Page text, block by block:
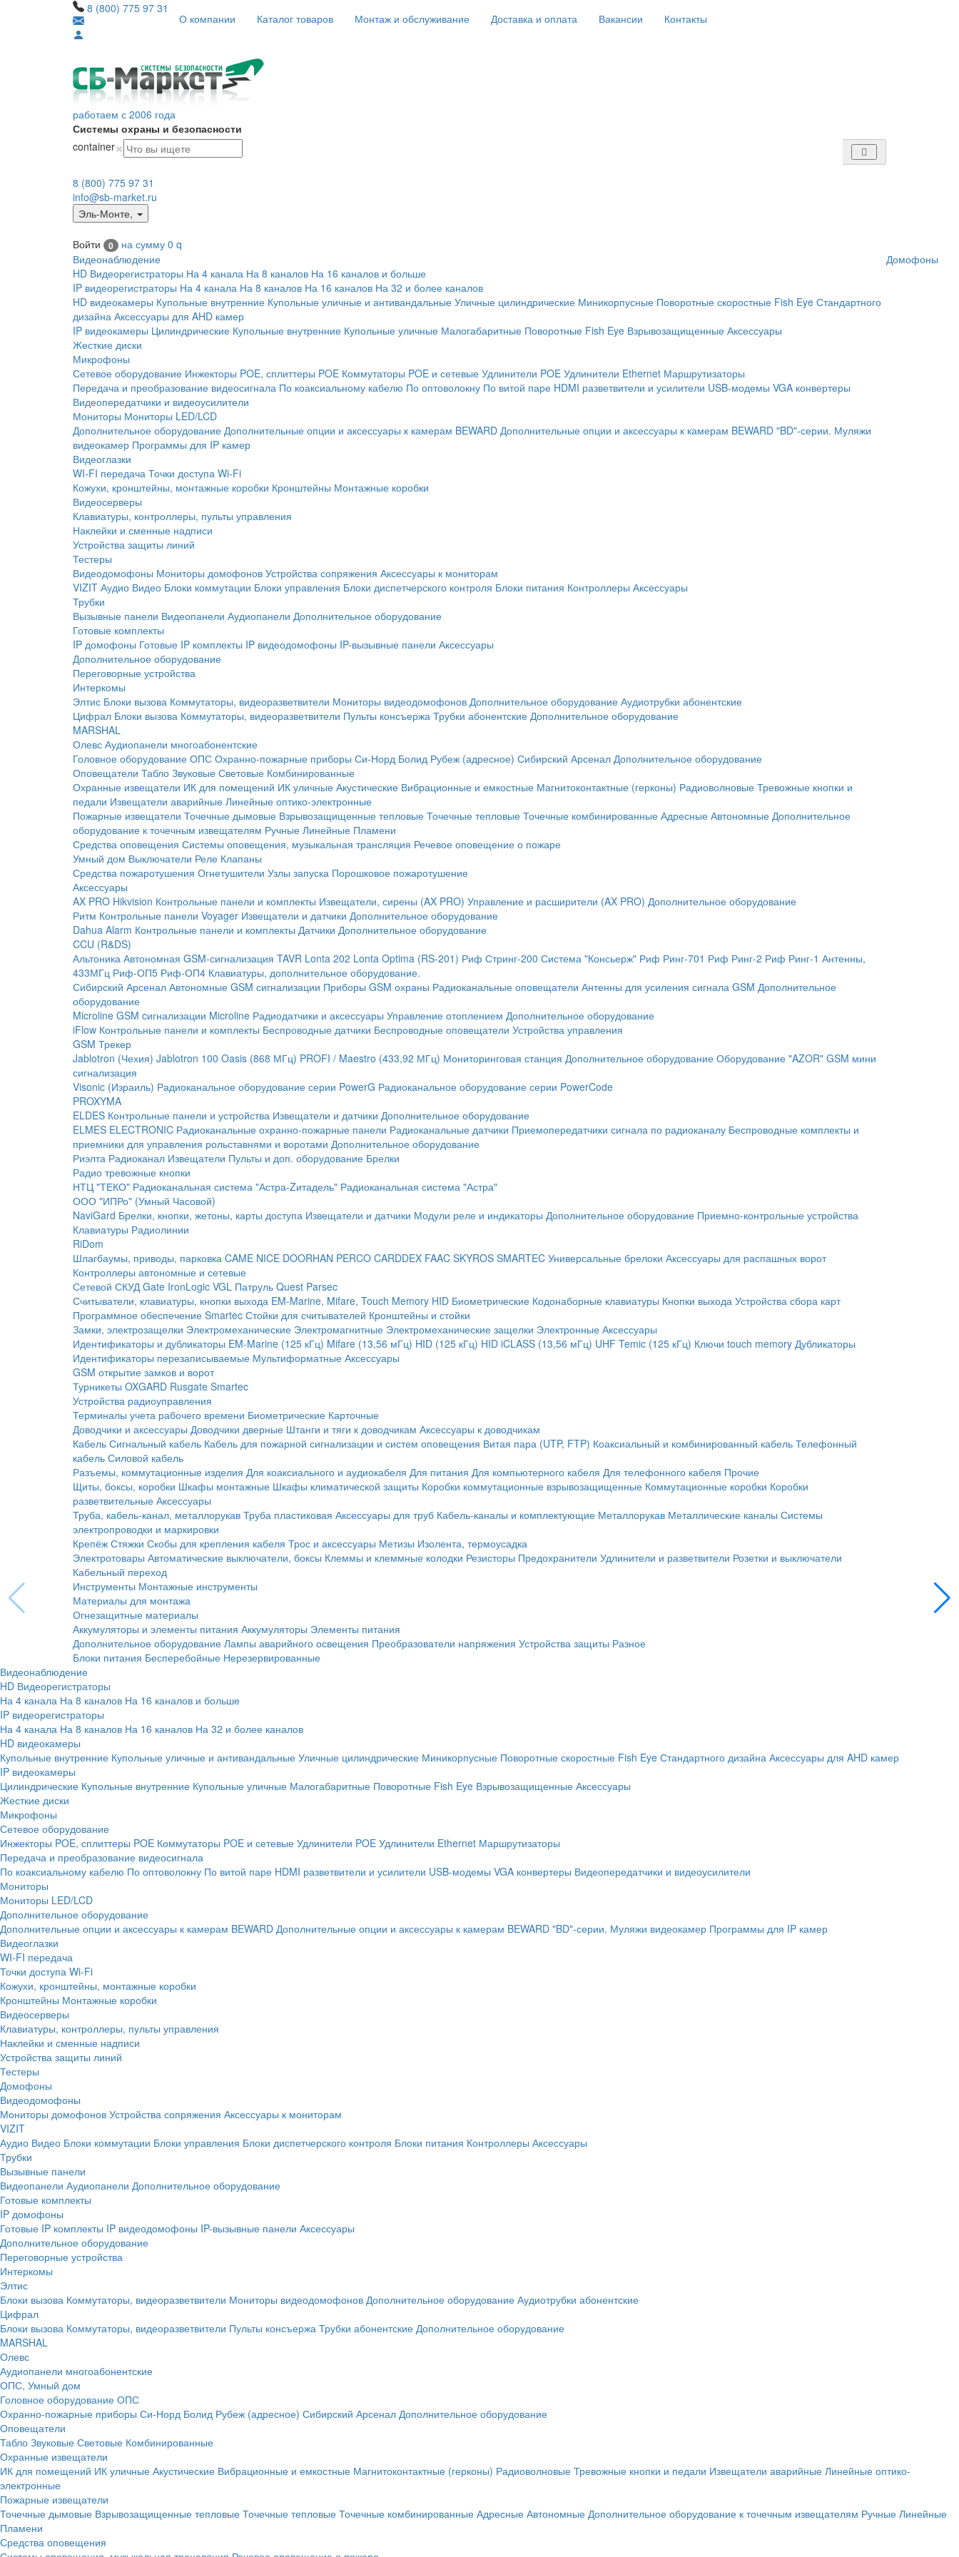
8 (800) 775 97 31
О компании Каталог товаров Монтаж и обслуживание Доставка и оплата Вакансии Контакты
работаем с 2006 года
Системы охраны и безопасности
container×
8 (800) 775 97 31
info@sb-market.ru
Эль-Монте,
Войти 0 на сумму 0 q
Видеонаблюдение
Домофоны
HD Видеорегистраторы На 4 канала На 8 каналов На 16 каналов и больше
IP видеорегистраторы На 4 канала На 8 каналов На 16 каналов На 32 и более каналов
HD видеокамеры Купольные внутренние Купольные уличные и антивандальные Уличные цилиндрические Миникорпусные Поворотные скоростные Fish Eye Стандартного
дизайна Аксессуары для AHD камер
IP видеокамеры Цилиндрические Купольные внутренние Купольные уличные Малогабаритные Поворотные Fish Eye Взрывозащищенные Аксессуары
Жесткие диски
Микрофоны
Сетевое оборудование Инжекторы POE, сплиттеры POE Коммутаторы POE и сетевые Удлинители POE Удлинители Ethernet Маршрутизаторы
Передача и преобразование видеосигнала По коаксиальному кабелю По оптоволокну По витой паре HDMI разветвители и усилители USB-модемы VGA конвертеры
Видеопередатчики и видеоусилители
Мониторы Мониторы LED/LCD
Дополнительное оборудование Дополнительные опции и аксессуары к камерам BEWARD Дополнительные опции и аксессуары к камерам BEWARD "BD"-серии. Муляжи
видеокамер Программы для IP камер
Видеоглазки
WI-FI передача Точки доступа Wi-Fi
Кожухи, кронштейны, монтажные коробки Кронштейны Монтажные коробки
Видеосерверы
Клавиатуры, контроллеры, пульты управления
Наклейки и сменные надписи
Устройства защиты линий
Тестеры
Видеодомофоны Мониторы домофонов Устройства сопряжения Аксессуары к мониторам
VIZIT Аудио Видео Блоки коммутации Блоки управления Блоки диспетчерского контроля Блоки питания Контроллеры Аксессуары
Трубки
Вызывные панели Видеопанели Аудиопанели Дополнительное оборудование
Готовые комплекты
IP домофоны Готовые IP комплекты IP видеодомофоны IP-вызывные панели Аксессуары
Дополнительное оборудование
Переговорные устройства
Интеркомы
Элтис Блоки вызова Коммутаторы, видеоразветвители Мониторы видеодомофонов Дополнительное оборудование Аудиотрубки абонентские
Цифрал Блоки вызова Коммутаторы, видеоразветвители Пульты консъержа Трубки абонентские Дополнительное оборудование
MARSHAL
Олевс Аудиопанели многоабонентские
Головное оборудование ОПС Охранно-пожарные приборы Си-Норд Болид Рубеж (адресное) Сибирский Арсенал Дополнительное оборудование
Оповещатели Табло Звуковые Световые Комбинированные
Охранные извещатели ИК для помещений ИК уличные Акустические Вибрационные и емкостные Магнитоконтактные (герконы) Радиоволновые Тревожные кнопки и
педали Извещатели аварийные Линейные оптико-электронные
Пожарные извещатели Точечные дымовые Взрывозащищенные тепловые Точечные тепловые Точечные комбинированные Адресные Автономные Дополнительное
оборудование к точечным извещателям Ручные Линейные Пламени
Средства оповещения Системы оповещения, музыкальная трансляция Речевое оповещение о пожаре
Умный дом Выключатели Реле Клапаны
Средства пожаротушения Огнетушители Узлы запуска Порошковое пожаротушение
Аксессуары
AX PRO Hikvision Контрольные панели и комплекты Извещатели, сирены (AX PRO) Управление и расширители (AX PRO) Дополнительное оборудование
Ритм Контрольные панели Voyager Извещатели и датчики Дополнительное оборудование
Dahua Alarm Контрольные панели и комплекты Датчики Дополнительное оборудование
CCU (R&DS)
Альтоника Автономная GSM-сигнализация TAVR Lonta 202 Lonta Optima (RS-201) Риф Стринг-200 Система "Консьерж" Риф Ринг-701 Риф Ринг-2 Риф Ринг-1 Антенны,
433МГц Риф-ОП5 Риф-ОП4 Клавиатуры, дополнительное оборудование.
Сибирский Арсенал Автономные GSM сигнализации Приборы GSM охраны Радиоканальные оповещатели Антенны для усиления сигнала GSM Дополнительное
оборудование
Microline GSM cигнализации Microline Радиодатчики и аксессуары Управление отоплением Дополнительное оборудование
iFlow Контрольные панели и комплекты Беспроводные датчики Беспроводные оповещатели Устройства управления
GSM Трекер
Jablotron (Чехия) Jablotron 100 Oasis (868 МГц) PROFI / Maestro (433,92 МГц) Мониторинговая станция Дополнительное оборудование Оборудование "AZOR" GSM мини
сигнализация
Visonic (Израиль) Радиоканальное оборудование серии PowerG Радиоканальное оборудование серии PowerCode
PROXYMA
ELDES Контрольные панели и устройства Извещатели и датчики Дополнительное оборудование
ELMES ELECTRONIC Радиоканальные охранно-пожарные панели Радиоканальные датчики Приемопередатчики сигнала по радиоканалу Беспроводные комплекты и
приемники для управления рольставнями и воротами Дополнительное оборудование
Риэлта Радиоканал Извещатели Пульты и доп. оборудование Брелки
Радио тревожные кнопки
НТЦ "ТЕКО" Радиоканальная система "Астра-Zитадель" Радиоканальная система "Астра"
ООО "ИПРо" (Умный Часовой)
NaviGard Брелки, кнопки, жетоны, карты доступа Извещатели и датчики Модули реле и индикаторы Дополнительное оборудование Приемно-контрольные устройства
Клавиатуры Радиолинии
RiDom
Шлагбаумы, приводы, парковка CAME NICE DOORHAN PERCO CARDDEX FAAC SKYROS SMARTEC Универсальные брелоки Аксессуары для распашных ворот
Контроллеры автономные и сетевые
Сетевой СКУД Gate IronLogic VGL Патруль Quest Parsec
Считыватели, клавиатуры, кнопки выхода EM-Marine, Mifare, Touch Memory HID Биометрические Кодонаборные клавиатуры Кнопки выхода Устройства сбора карт
Программное обеспечение Smartec Стойки для считывателей Кронштейны и стойки
Замки, электрозащелки Электромеханические Электромагнитные Электромеханические защелки Электронные Аксессуары
Идентификаторы и дубликаторы EM-Marine (125 кГц) Mifare (13,56 мГц) HID (125 кГц) HID iCLASS (13,56 мГц) UHF Temic (125 кГц) Ключи touch memory Дубликаторы
Идентификаторы перезаписываемые Мультиформатные Аксессуары
GSM открытие замков и ворот
Турникеты OXGARD Rusgate Smartec
Устройства радиоуправления
Терминалы учета рабочего времени Биометрические Карточные
Доводчики и аксессуары Доводчики дверные Штанги и тяги к доводчикам Аксессуары к доводчикам
Кабель Сигнальный кабель Кабель для пожарной сигнализации и систем оповещения Витая пара (UTP, FTP) Коаксиальный и комбинированный кабель Телефонный
кабель Силовой кабель
Разъемы, коммутационные изделия Для коаксиального и аудиокабеля Для питания Для компьютерного кабеля Для телефонного кабеля Прочие
Щиты, боксы, коробки Шкафы монтажные Шкафы климатической защиты Коробки коммутационные взрывозащищенные Коммутационные коробки Коробки
разветвительные Аксессуары
Труба, кабель-канал, металлорукав Труба пластиковая Аксессуары для труб Кабель-каналы и комплектующие Металлорукав Металлические каналы Системы
электропроводки и маркировки
Крепёж Стяжки Скобы для крепления кабеля Трос и аксессуары Метизы Изолента, термоусадка
Электротовары Автоматические выключатели, боксы Клеммы и клеммные колодки Резисторы Предохранители Удлинители и разветвители Розетки и выключатели
Кабельный переход
Инструменты Монтажные инструменты
Материалы для монтажа
Огнезащитные материалы
Аккумуляторы и элементы питания Аккумуляторы Элементы питания
Дополнительное оборудование Лампы аварийного освещения Преобразователи напряжения Устройства защиты Разное
Блоки питания Бесперебойные Нерезервированные
Видеонаблюдение
HD Видеорегистраторы
На 4 канала На 8 каналов На 16 каналов и больше
IP видеорегистраторы
На 4 канала На 8 каналов На 16 каналов На 32 и более каналов
HD видеокамеры
Купольные внутренние Купольные уличные и антивандальные Уличные цилиндрические Миникорпусные Поворотные скоростные Fish Eye Стандартного дизайна Аксессуары для AHD камер
IP видеокамеры
Цилиндрические Купольные внутренние Купольные уличные Малогабаритные Поворотные Fish Eye Взрывозащищенные Аксессуары
Жесткие диски
Микрофоны
Сетевое оборудование
Инжекторы POE, сплиттеры POE Коммутаторы POE и сетевые Удлинители POE Удлинители Ethernet Маршрутизаторы
Передача и преобразование видеосигнала
По коаксиальному кабелю По оптоволокну По витой паре HDMI разветвители и усилители USB-модемы VGA конвертеры Видеопередатчики и видеоусилители
Мониторы
Мониторы LED/LCD
Дополнительное оборудование
Дополнительные опции и аксессуары к камерам BEWARD Дополнительные опции и аксессуары к камерам BEWARD "BD"-серии. Муляжи видеокамер Программы для IP камер
Видеоглазки
WI-FI передача
Точки доступа Wi-Fi
Кожухи, кронштейны, монтажные коробки
Кронштейны Монтажные коробки
Видеосерверы
Клавиатуры, контроллеры, пульты управления
Наклейки и сменные надписи
Устройства защиты линий
Тестеры
Домофоны
Видеодомофоны
Мониторы домофонов Устройства сопряжения Аксессуары к мониторам
VIZIT
Аудио Видео Блоки коммутации Блоки управления Блоки диспетчерского контроля Блоки питания Контроллеры Аксессуары
Трубки
Вызывные панели
Видеопанели Аудиопанели Дополнительное оборудование
Готовые комплекты
IP домофоны
Готовые IP комплекты IP видеодомофоны IP-вызывные панели Аксессуары
Дополнительное оборудование
Переговорные устройства
Интеркомы
Элтис
Блоки вызова Коммутаторы, видеоразветвители Мониторы видеодомофонов Дополнительное оборудование Аудиотрубки абонентские
Цифрал
Блоки вызова Коммутаторы, видеоразветвители Пульты консъержа Трубки абонентские Дополнительное оборудование
MARSHAL
Олевс
Аудиопанели многоабонентские
ОПС, Умный дом
Головное оборудование ОПС
Охранно-пожарные приборы Си-Норд Болид Рубеж (адресное) Сибирский Арсенал Дополнительное оборудование
Оповещатели
Табло Звуковые Световые Комбинированные
Охранные извещатели
ИК для помещений ИК уличные Акустические Вибрационные и емкостные Магнитоконтактные (герконы) Радиоволновые Тревожные кнопки и педали Извещатели аварийные Линейные оптико-
электронные
Пожарные извещатели
Точечные дымовые Взрывозащищенные тепловые Точечные тепловые Точечные комбинированные Адресные Автономные Дополнительное оборудование к точечным извещателям Ручные Линейные
Пламени
Средства оповещения